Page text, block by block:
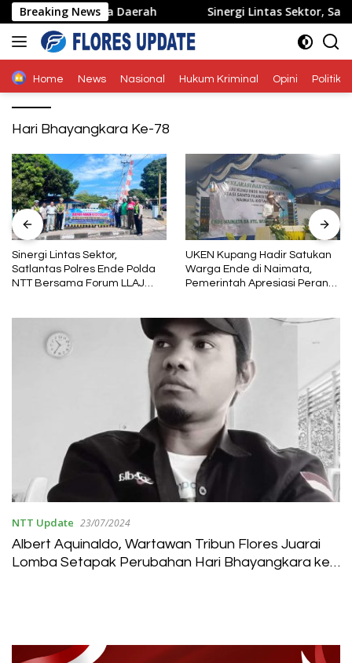
Langsung
ke
konten
Breaking News
Pariwisata Daerah Sinergi Lintas Sektor,
Home News Nasional Hukum Kriminal Opini Politik
Hari Bhayangkara Ke-78
Sinergi Lintas Sektor,
Satlantas Polres Ende Polda
NTT Bersama Forum LLAJ
UKEN Kupang Hadir Satukan
Warga Ende di Naimata,
Pemerintah Apresiasi Peran
NTT Update 23/07/2024
Albert Aquinaldo, Wartawan Tribun Flores Juarai
Lomba Setapak Perubahan Hari Bhayangkara ke-